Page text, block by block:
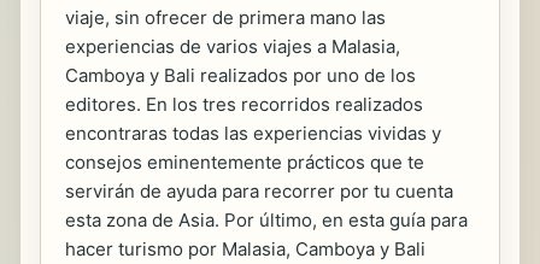
viaje, sin ofrecer de primera mano las
experiencias de varios viajes a Malasia,
Camboya y Bali realizados por uno de los
editores. En los tres recorridos realizados
encontraras todas las experiencias vividas y
consejos eminentemente prácticos que te
servirán de ayuda para recorrer por tu cuenta
esta zona de Asia. Por último, en esta guía para
hacer turismo por Malasia, Camboya y Bali